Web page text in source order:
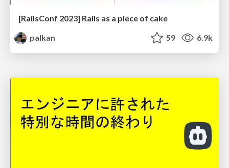
[RailsConf 2023] Rails as a piece of cake
palkan
59 6.9k